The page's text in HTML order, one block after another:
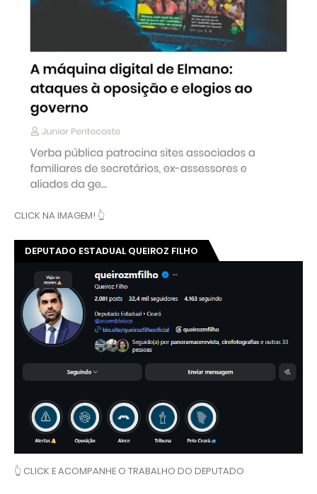
CLICK NA IMAGEM! 👆
DEPUTADO ESTADUAL QUEIROZ FILHO
👆 CLICK E ACOMPANHE O TRABALHO DO DEPUTADO